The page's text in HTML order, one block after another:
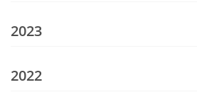
2023
2022